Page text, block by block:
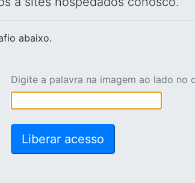
abaixo.
Digite a palavra na imagem ao lado no